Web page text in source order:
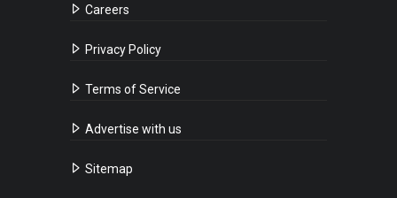
Careers
Privacy Policy
Terms of Service
Advertise with us
Sitemap